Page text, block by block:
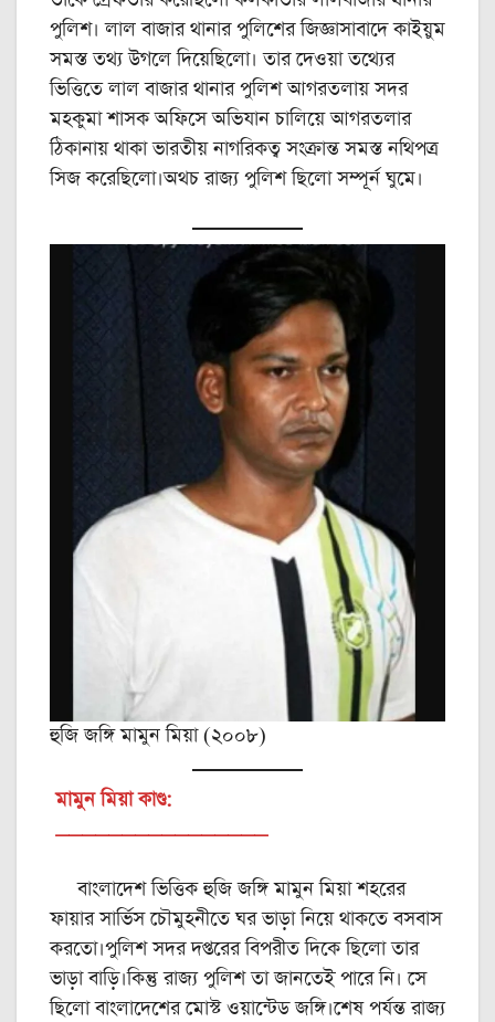
পুলিশ। লাল বাজার থানার পুলিশের জিজ্ঞাসাবাদে কাইয়ুম
সমস্ত তথ্য উগলে দিয়েছিলো। তার দেওয়া তথ্যের
ভিত্তিতে লাল বাজার থানার পুলিশ আগরতলায় সদর
মহকুমা শাসক অফিসে অভিযান চালিয়ে আগরতলার
ঠিকানায় থাকা ভারতীয় নাগরিকত্ব সংক্রান্ত সমস্ত নথিপত্র
সিজ করেছিলো।অথচ রাজ্য পুলিশ ছিলো সম্পূর্ন ঘুমে।
হুজি জঙ্গি মামুন মিয়া (২০০৮)
মামুন মিয়া কাণ্ড:
________________
বাংলাদেশ ভিত্তিক হুজি জঙ্গি মামুন মিয়া শহরের
ফায়ার সার্ভিস চৌমুহনীতে ঘর ভাড়া নিয়ে থাকতে বসবাস
করতো।পুলিশ সদর দপ্তরের বিপরীত দিকে ছিলো তার
ভাড়া বাড়ি।কিন্তু রাজ্য পুলিশ তা জানতেই পারে নি। সে
ছিলো বাংলাদেশের মোস্ট ওয়ান্টেড জঙ্গি।শেষ পর্যন্ত রাজ্য